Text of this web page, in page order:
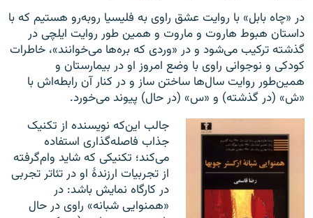
در «چاه بابل» با روایت عشق راوی به فلیسیا روبه‌رو هستیم که با
داستان هبوط هاروت و ماروت و همین طور روایت ایلچی در
گذشته ترکیب می‌شود و در «وردی که بره‌ها می‌خوانند»، خاطرات
کودکی و نوجوانی راوی با وضع امروز او در بیمارستان و
همین‌طور روایت سال‌ها ساختن ساز و در کنار آن رابطه‌‌اش با
«ش» (در گذشته) و «س» (در حال) پیوند می‌خورد.
جالب این‌که نویسنده از تکنیک
جذاب فاصله‌گذاری استفاده
می‌کند؛ تکنیکی که شاید وام‌گرفته
از تجربیات ارزندهٔ او در تئاتر تجربی
در کارگاه نمایش باشد: در
«همنوایی شبانه» راوی در حال